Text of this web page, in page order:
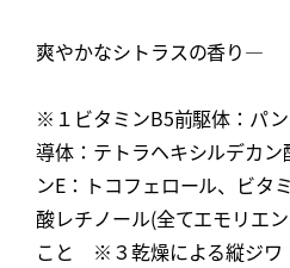
爽やかなシトラスの香り—
※１ビタミンB5前駆体：パ
導体：テトラヘキシルデカ
ンE：トコフェロール、ビタ
酸レチノール(全てエモリ
こと ※３乾燥による縦ジワ